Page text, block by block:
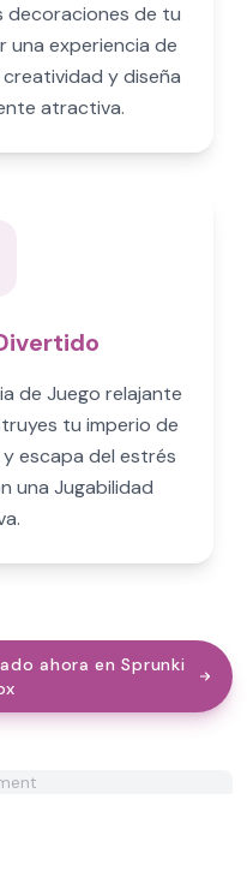
decoraciones de tu
una experiencia de
y diseña
atractiva.
de Juego relajante
tu imperio de
escapa del estrés
una Jugabilidad
ahora en Sprunki